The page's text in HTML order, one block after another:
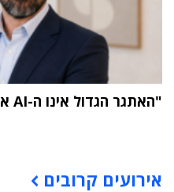
"האתגר הגדול אינו ה-AI אלא הטמעתה בארגון"
אירועים קרובים